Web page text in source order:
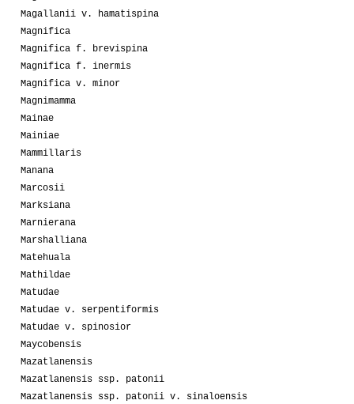
Magallanii v. hamatispina
Magnifica
Magnifica f. brevispina
Magnifica f. inermis
Magnifica v. minor
Magnimamma
Mainae
Mainiae
Mammillaris
Manana
Marcosii
Marksiana
Marnierana
Marshalliana
Matehuala
Mathildae
Matudae
Matudae v. serpentiformis
Matudae v. spinosior
Maycobensis
Mazatlanensis
Mazatlanensis ssp. patonii
Mazatlanensis ssp. patonii v. sinaloensis